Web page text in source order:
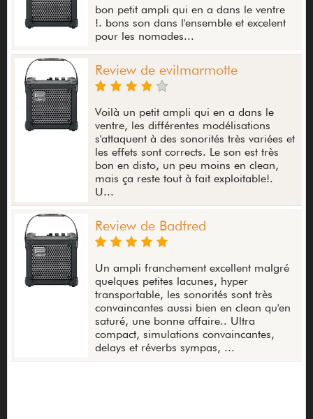
bon petit ampli qui en a dans le ventre
!. bons son dans l'ensemble et excelent
pour les nomades...
Review de evilmarmotte
Voilà un petit ampli qui en a dans le
ventre, les différentes modélisations
s'attaquent à des sonorités très variées et
les effets sont corrects. Le son est très
bon en disto, un peu moins en clean,
mais ça reste tout à fait exploitable!.
U...
Review de Badfred
Un ampli franchement excellent malgré
quelques petites lacunes, hyper
transportable, les sonorités sont très
convaincantes aussi bien en clean qu'en
saturé, une bonne affaire.. Ultra
compact, simulations convaincantes,
delays et réverbs sympas, ...